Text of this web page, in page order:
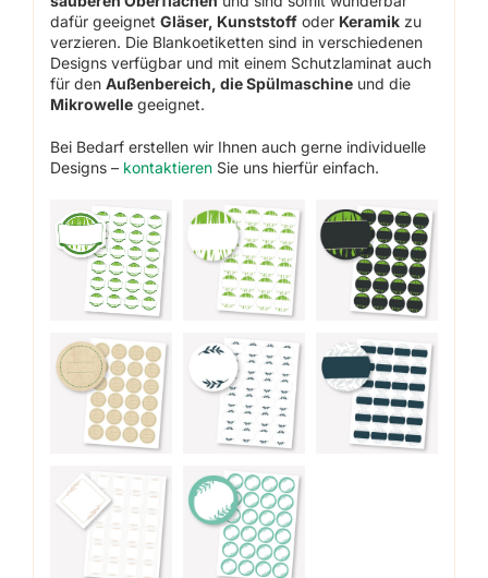
dafür geeignetGläser, Kunststoff oder Keramik zu
verzieren. Die Blankoetiketten sind in verschiedenen
Designs verfügbar und mit einem Schutzlaminat auch
für denAußenbereich, die Spülmaschine und die
Mikrowelle geeignet.
Bei Bedarf erstellen wir Ihnen auch gerne individuelle
Designs – kontaktieren Sie uns hierfür einfach.